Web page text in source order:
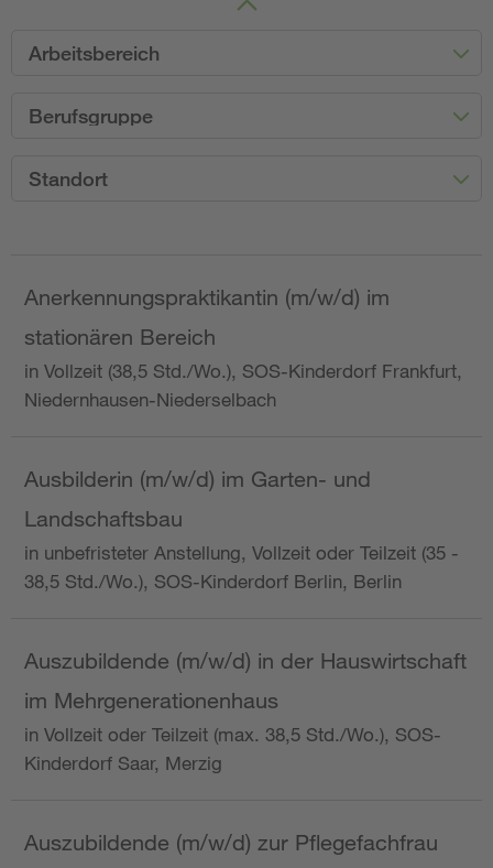
Arbeitsbereich
Berufsgruppe
Standort
Anerkennungspraktikantin (m/w/d) im
stationären Bereich
in Vollzeit (38,5 Std./Wo.), SOS-Kinderdorf Frankfurt,
Niedernhausen-Niederselbach
Ausbilderin (m/w/d) im Garten- und
Landschaftsbau
in unbefristeter Anstellung, Vollzeit oder Teilzeit (35 -
38,5 Std./Wo.), SOS-Kinderdorf Berlin, Berlin
Auszubildende (m/w/d) in der Hauswirtschaft
im Mehrgenerationenhaus
in Vollzeit oder Teilzeit (max. 38,5 Std./Wo.), SOS-
Kinderdorf Saar, Merzig
Auszubildende (m/w/d) zur Pflegefachfrau